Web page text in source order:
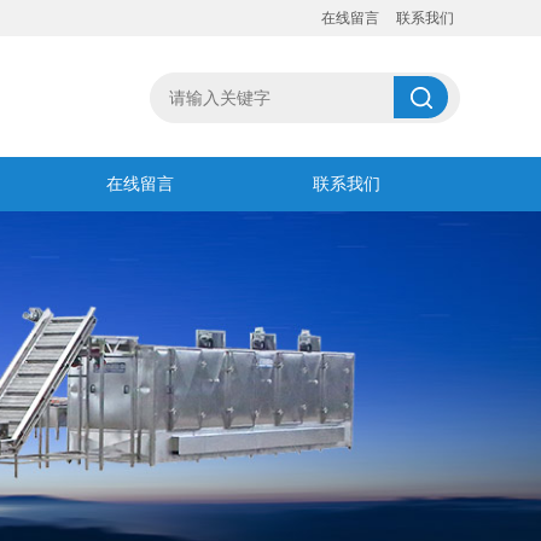
在线留言 联系我们
在线留言 联系我们